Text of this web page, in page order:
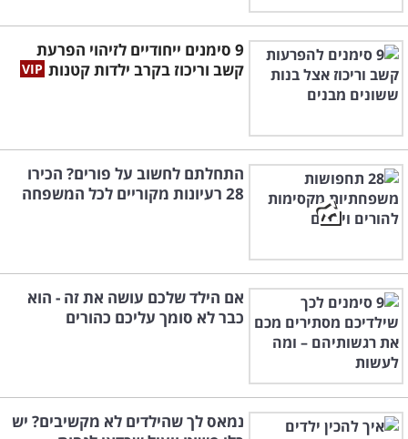
9 סימנים ייחודיים לזיהוי הפרעת
קשב וריכוז בקרב ילדות קטנות
התחלתם לחשוב על פורים? הכירו
28 רעיונות מקוריים לכל המשפחה
אם הילד שלכם עושה את זה - הוא
כבר לא סומך עליכם כהורים
נמאס לך שהילדים לא מקשיבים? יש